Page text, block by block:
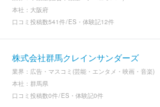
本社： 大阪府
口コミ投稿数541件 ES・体験記12件
株式会社群馬クレインサンダーズ
業界： 広告・マスコミ(芸能・エンタメ・映画・音楽)
本社： 群馬県
口コミ投稿数0件 ES・体験記0件